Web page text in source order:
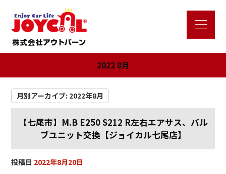
2022 8月
月別アーカイブ: 2022年8月
【七尾市】M.B E250 S212 R左右エアサス、バル
ブユニット交換【ジョイカル七尾店】
投稿日 2022年8月20日